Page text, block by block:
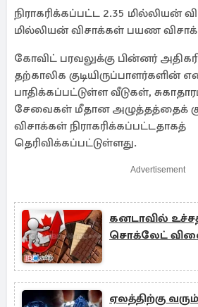
நிராகரிக்கப்பட்ட 2.35 மில்லியன்
மில்லியன் விசாக்கள் பயண
கோவிட் பரவலுக்கு பின்னர்
தற்காலிக
பாதிக்கப்பட்டுள்ள வீடுகள்,
சேவைகள் மீதான அழுத்தத்தைக்
விசாக்கள் நிராகரிக்கப்பட்டதாகத்
தெரிவிக்கப்பட்டுள்ளது.
Advertisement
கனடாவில்
சொக்லேட்
ஏலத்திற்கு